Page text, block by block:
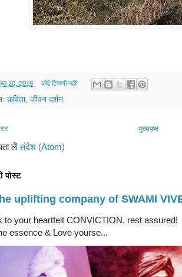
20, 2019 कोई टिप्पणी नहीं:
कविता, जीवन दर्शन
मुख्यपृष्ठ
लेंसंदेश (Atom)
पोस्ट
uplifting company of SWAMI
to your heartfelt CONVICTION, rest
essence & Love yourse...